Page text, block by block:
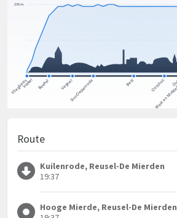
Route
Kuilenrode, Reusel-De Mierden
19:37
Hooge Mierde, Reusel-De Mierden